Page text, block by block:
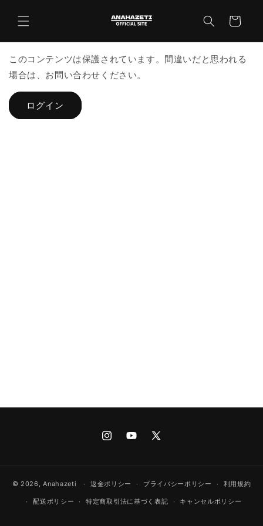
進む
ー
このコンテンツは保護されています。間違いだと思われる
場合は、お問い合わせください。
ログイン
InstagramYouTube
X
© 2026,Anahazeti 返金ポリシー プライバシーポリシー 利用規約
配送ポリシー 特定商取引法に基づく表記 キャンセルポリシー